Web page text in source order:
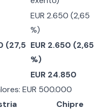
EUR 2.650 (2,65
%)
(27,5 EUR 2.650 (2,65
%)
EUR 24.850
EUR 500.000
Chipre